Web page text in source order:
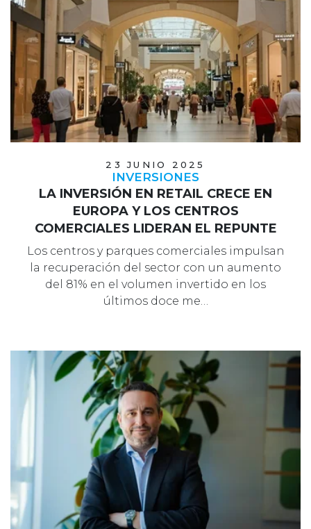
23 JUNIO 2025
INVERSIONES
LA INVERSIÓN EN RETAIL CRECE EN
EUROPA Y LOS CENTROS
COMERCIALES LIDERAN EL REPUNTE
Los centros y parques comerciales impulsan
la recuperación del sector con un aumento
del 81% en el volumen invertido en los
últimos doce me…